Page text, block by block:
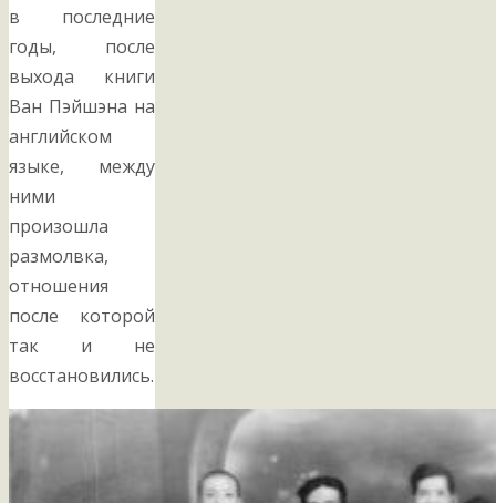
в последние
годы, после
выхода книги
Ван Пэйшэна на
английском
языке, между
ними
произошла
размолвка,
отношения
после которой
так и не
восстановились.